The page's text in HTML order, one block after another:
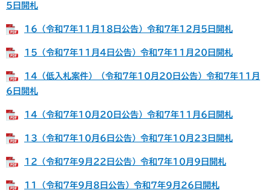
5日開札
16（令和7年11月18日公告）令和7年12月5日開札
15（令和7年11月4日公告）令和7年11月20日開札
14（低入札案件）（令和7年10月20日公告）令和7年11月
6日開札
14（令和7年10月20日公告）令和7年11月6日開札
13（令和7年10月6日公告）令和7年10月23日開札
12（令和7年9月22日公告）令和7年10月9日開札
11（令和7年9月8日公告）令和7年9月26日開札